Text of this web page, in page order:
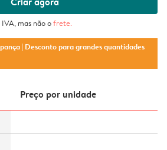
mas não ofrete.
| Desconto para grandes quantidades
Preço por unidade